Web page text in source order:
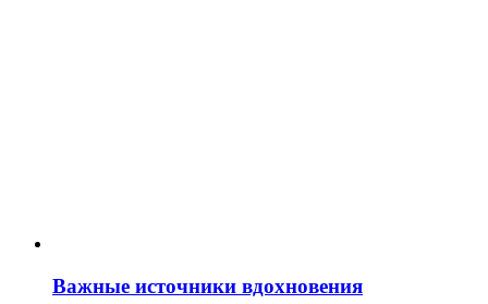
Важные источники вдохновения